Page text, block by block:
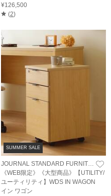
¥126,500
(2)
SUMMER SALE
JOURNAL STANDARD FURNITURE
《WEB限定》《大型商品》【UTILITY/
ユーティリティ】WDS IN WAGON
イン ワゴン